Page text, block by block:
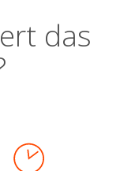
das